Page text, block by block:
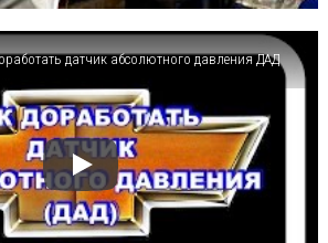
датчик абсолютного давления ДАД